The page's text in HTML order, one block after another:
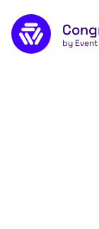
Naar de
by